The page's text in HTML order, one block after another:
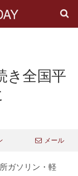
き全国平
メール
ガソリン・軽